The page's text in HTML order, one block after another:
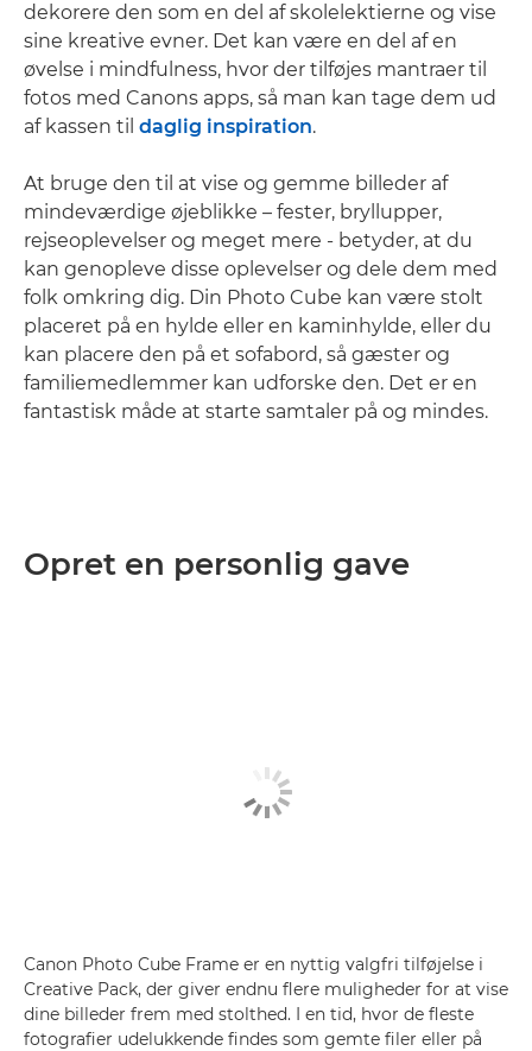
dekorere den som en del af skolelektierne og vise
sine kreative evner. Det kan være en del af en
øvelse i mindfulness, hvor der tilføjes mantraer til
fotos med Canons apps, så man kan tage dem ud
af kassen til daglig inspiration.
At bruge den til at vise og gemme billeder af
mindeværdige øjeblikke – fester, bryllupper,
rejseoplevelser og meget mere - betyder, at du
kan genopleve disse oplevelser og dele dem med
folk omkring dig. Din Photo Cube kan være stolt
placeret på en hylde eller en kaminhylde, eller du
kan placere den på et sofabord, så gæster og
familiemedlemmer kan udforske den. Det er en
fantastisk måde at starte samtaler på og mindes.
Opret en personlig gave
Canon Photo Cube Frame er en nyttig valgfri tilføjelse i
Creative Pack, der giver endnu flere muligheder for at vise
dine billeder frem med stolthed. I en tid, hvor de fleste
fotografier udelukkende findes som gemte filer eller på